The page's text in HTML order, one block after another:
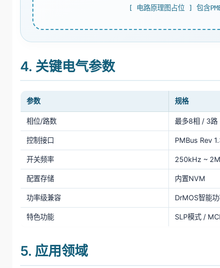
[ 电路原理图占位 ] 包含
4. 关键电气参数
参数 规格
相位/路数 最多8相 / 3路
控制接口 PMBus Rev
开关频率 250kHz ~
配置存储 内置NVM
功率级兼容 DrMOS智能
特色功能 SLP模式 /
5. 应用领域